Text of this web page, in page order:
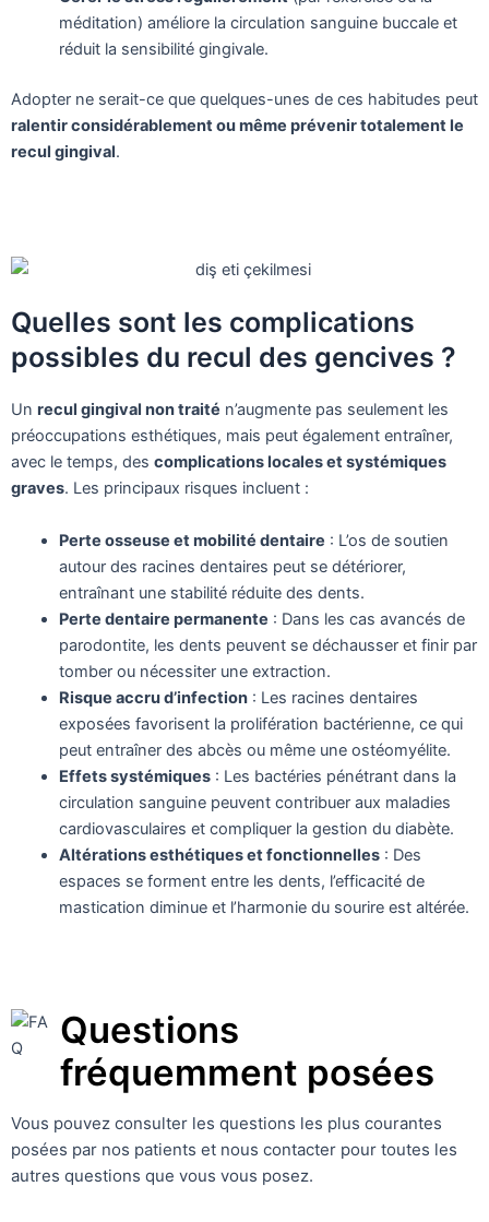
méditation) améliore la circulation sanguine buccale et
réduit la sensibilité gingivale.
Adopter ne serait-ce que quelques-unes de ces habitudes peut
ralentir considérablement ou même prévenir totalement le
recul gingival.
Quelles sont les complications
possibles du recul des gencives ?
Un recul gingival non traité n’augmente pas seulement les
préoccupations esthétiques, mais peut également entraîner,
avec le temps, des complications locales et systémiques
graves. Les principaux risques incluent :
Perte osseuse et mobilité dentaire : L’os de soutien
autour des racines dentaires peut se détériorer,
entraînant une stabilité réduite des dents.
Perte dentaire permanente : Dans les cas avancés de
parodontite, les dents peuvent se déchausser et finir par
tomber ou nécessiter une extraction.
Risque accru d’infection: Les racines dentaires
exposées favorisent la prolifération bactérienne, ce qui
peut entraîner des abcès ou même une ostéomyélite.
Effets systémiques: Les bactéries pénétrant dans la
circulation sanguine peuvent contribuer aux maladies
cardiovasculaires et compliquer la gestion du diabète.
Altérations esthétiques et fonctionnelles: Des
espaces se forment entre les dents, l’efficacité de
mastication diminue et l’harmonie du sourire est altérée.
Questions
fréquemment posées
Vous pouvez consulter les questions les plus courantes
posées par nos patients et nous contacter pour toutes les
autres questions que vous vous posez.